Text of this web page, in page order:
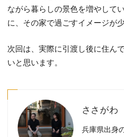
ながら暮らしの景色を増やして
に、その家で過ごすイメージが
次回は、実際に引渡し後に住ん
いと思います。
ささがわ
兵庫県出身